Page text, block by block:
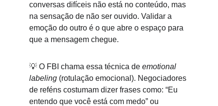
conversas difíceis não está no conteúdo, mas
na sensação de não ser ouvido. Validar a
emoção do outro é o que abre o espaço para
que a mensagem chegue.
💡 O FBI chama essa técnica de emotional
labeling (rotulação emocional). Negociadores
de reféns costumam dizer frases como: “Eu
entendo que você está com medo” ou